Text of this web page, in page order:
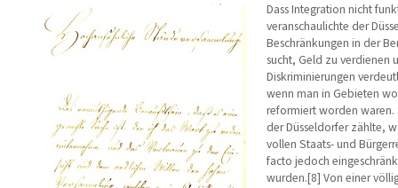
Dass Integration nicht
veranschaulichte der
Beschränkungen in der
sucht, Geld zu verdienen
Diskriminierungen
wenn man in Gebieten
reformiert worden waren.
der Düsseldorfer zählte,
vollen Staats- und
facto jedoch
wurden.[8] Von einer